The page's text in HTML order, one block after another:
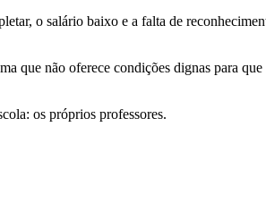
o salário baixo e a falta de
que não oferece condições dignas para que
os próprios professores.